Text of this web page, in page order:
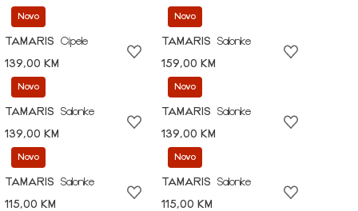
Novo
TAMARIS
Cipele
139,00 KM
Novo
TAMARIS
Salonke
159,00 KM
Novo
TAMARIS
Salonke
139,00 KM
Novo
TAMARIS
Salonke
139,00 KM
Novo
TAMARIS
Salonke
115,00 KM
Novo
TAMARIS
Salonke
115,00 KM